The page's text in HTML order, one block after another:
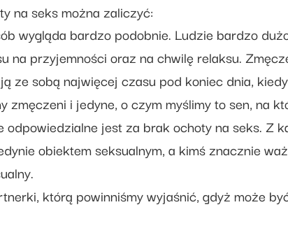
na seks można zaliczyć:
wygląda bardzo podobnie. Ludzie bardzo
przyjemności oraz na chwilę relaksu.
ze sobą najwięcej czasu pod koniec dnia,
i jedyne, o czym myślimy to sen, na
jest za brak ochoty na seks. Z
obiektem seksualnym, a kimś znacznie
którą powinniśmy wyjaśnić, gdyż może